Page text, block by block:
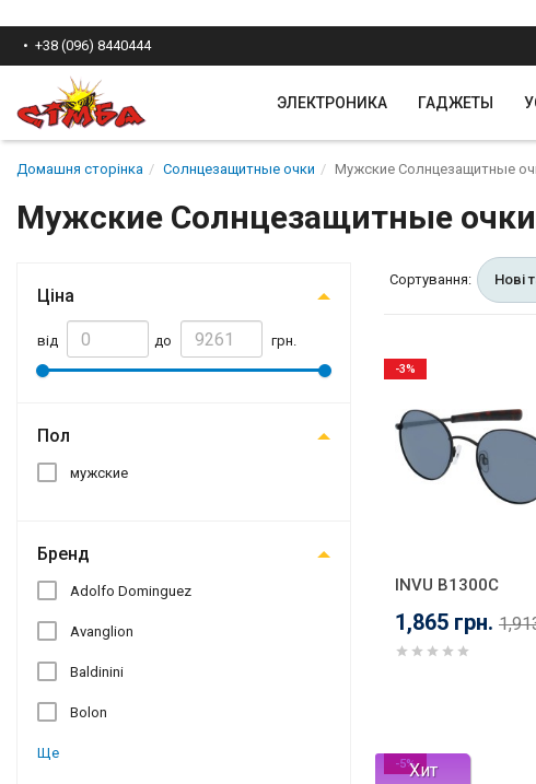
+38 (096) 8440444
ЭЛЕКТРОНИКА ГАДЖЕТЫ
Домашня сторінка Солнцезащитные очки Мужские Солнцезащитные
Мужские Солнцезащитные
Ціна
від до грн.
Пол
мужские
Бренд
Adolfo Dominguez
Avanglion
Baldinini
Bolon
Ще
Сортування: Нові
INVU B1300C
1,865 грн.
-3%
Хит
-5%